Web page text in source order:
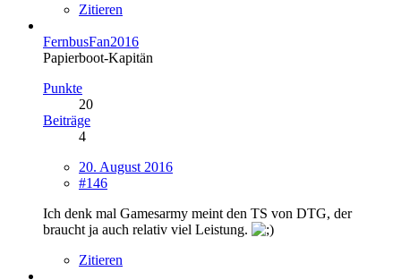
Zitieren
FernbusFan2016
Papierboot-Kapitän
Punkte
20
Beiträge
4
20. August 2016
#146
Ich denk mal Gamesarmy meint den TS von DTG, der
braucht ja auch relativ viel Leistung.
Zitieren